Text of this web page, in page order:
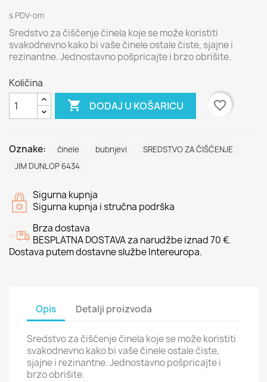
s PDV-om
Sredstvo za čišćenje činela koje se može koristiti
svakodnevno kako bi vaše činele ostale čiste, sjajne i
rezinantne. Jednostavno pošpricajte i brzo obrišite.
Količina
 DODAJ U KOŠARICU favorite_border
Oznake: činele bubnjevi
SREDSTVO ZA ČIŠĆENJE
JIM DUNLOP 6434
Sigurna kupnja
Sigurna kupnja i stručna podrška
Brza dostava
BESPLATNA DOSTAVA za narudžbe iznad 70 €.
Dostava putem dostavne službe Intereuropa.
Opis Detalji proizvoda
Sredstvo za čišćenje činela koje se može koristiti
svakodnevno kako bi vaše činele ostale čiste,
sjajne i rezinantne. Jednostavno pošpricajte i
brzo obrišite.